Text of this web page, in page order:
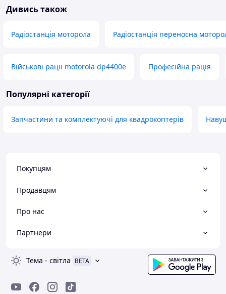
Дивись також
Радіостанція моторола Радіостанція переносна
Військові рації motorola dp4400e Професійна рація
Популярні категорії
Запчастини та комплектуючі для квадрокоптерів
Покупцям
Продавцям
Про нас
Партнери
Тема - світла BETA